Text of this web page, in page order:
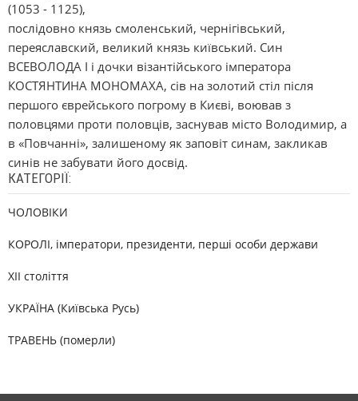
(1053 - 1125),
послідовно князь смоленський, чернігівський,
переяславский, великий князь київський. Син
ВСЕВОЛОДА I і дочки візантійського імператора
КОСТЯНТИНА МОНОМАХА, сів на золотий стіл після
першого єврейського погрому в Києві, воював з
половцями проти половців, заснував місто Володимир, а
в «Повчанні», залишеному як заповіт синам, закликав
синів не забувати його досвід.
КАТЕГОРІЇ:
ЧОЛОВІКИ
КОРОЛІ, імператори, президенти, перші особи держави
XII століття
УКРАЇНА (Київська Русь)
ТРАВЕНЬ (померли)